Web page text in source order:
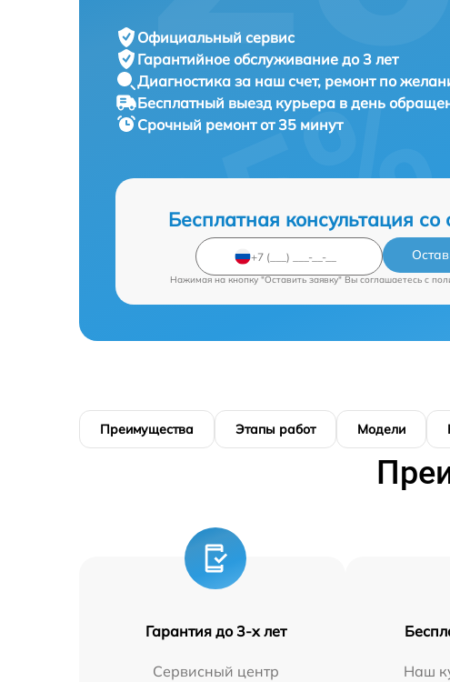
Официальный сервис
Гарантийное обслуживание до 3 лет
Диагностика за наш счет, ремонт по
Бесплатный выезд курьера в день
Срочный ремонтот 35 минут
Бесплатная консультация со
Нажимая на кнопку "Оставить заявку" Вы соглашаетесь c
Преимущества Этапы работ Модели
Гарантия до 3-х лет
Сервисный центр
Наш